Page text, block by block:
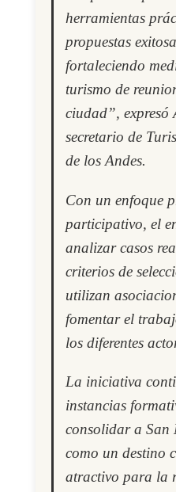
herramientas
propuestas
fortaleciendo
turismo de
ciudad”, expresó
secretario de
de los Andes.
Con un enfoque
participativo, el
analizar casos
criterios de
utilizan
fomentar el
los diferentes
La iniciativa
instancias
consolidar a San
como un destino
atractivo para la